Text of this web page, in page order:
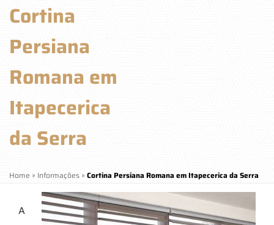
Cortina
Persiana
Romana em
Itapecerica
da Serra
Home » Informações » Cortina Persiana Romana em Itapecerica da Serra
A